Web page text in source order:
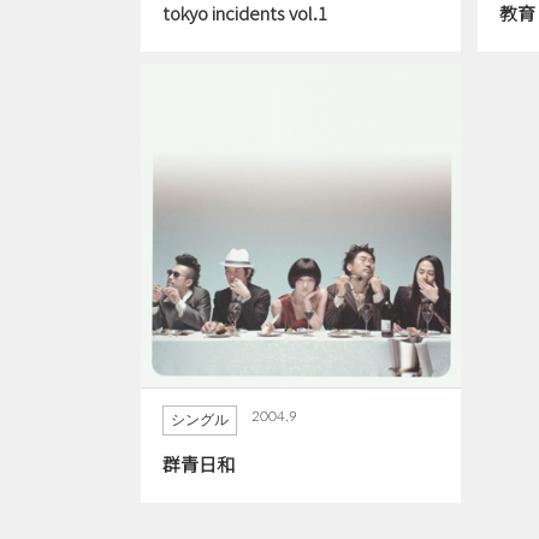
tokyo incidents vol.1 教育
シングル 2004.9
群青日和